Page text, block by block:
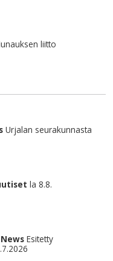
liitto
Urjalan seurakunnasta
la 8.8.
Esitetty